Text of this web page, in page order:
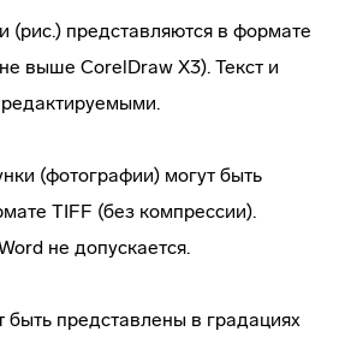
(рис.) представляются в формате
выше CorelDraw X3). Текст и
(фотографии) могут быть
TIFF (без компрессии).
не допускается.
быть представлены в градациях